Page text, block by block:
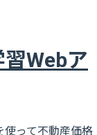
Webア
使って不動産価格